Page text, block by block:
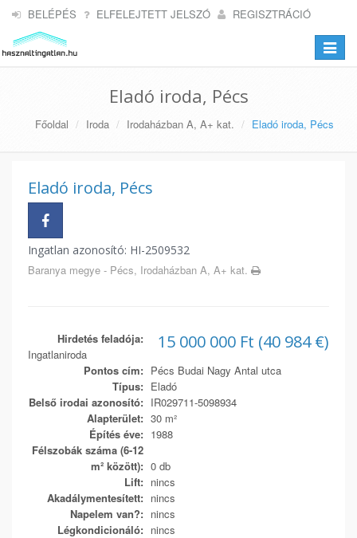
BELÉPÉS ELFELEJTETT JELSZÓ REGISZTRÁCIÓ
Toggle
Eladó iroda, Pécs
Főoldal Iroda Irodaházban A, A+ kat. Eladó iroda, Pécs
Eladó iroda, Pécs
Ingatlan azonosító: HI-2509532
Baranya megye - Pécs, Irodaházban A, A+ kat.
15 000 000 Ft (40 984 €)
Hirdetés feladója:
Ingatlaniroda
Pontos cím: Pécs Budai Nagy Antal utca
Típus: Eladó
Belső irodai azonosító: IR029711-5098934
Alapterület: 30 m²
Építés éve: 1988
Félszobák száma (6-12
m² között): 0 db
Lift: nincs
Akadálymentesített: nincs
Napelem van?: nincs
Légkondicionáló: nincs